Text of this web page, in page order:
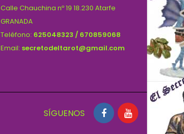
Calle Chauchina nº 19 18.230 Atarfe
GRANADA
Teléfono: 625048323 / 670859068
Email: secretodeltarot@gmail.com
SÍGUENOS